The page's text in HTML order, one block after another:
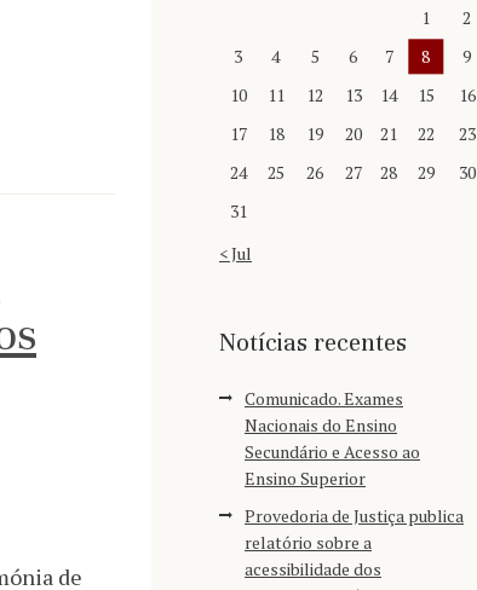
de
1
2
3
4 5 6 7 8
9
10
11 12 13 14 15
16
17
18 19 20 21 22
23
24
25 26 27 28 29
30
31
« Jul
Notícias recentes
Comunicado. Exames
Nacionais do Ensino
Secundário e Acesso ao
Ensino Superior
Provedoria de Justiça publica
relatório sobre a
acessibilidade dos